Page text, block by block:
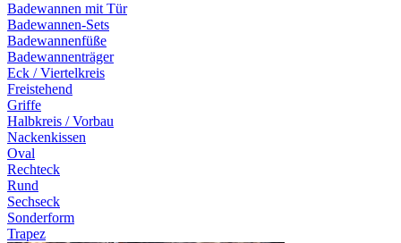
Badewannen mit Tür
Badewannen-Sets
Badewannenfüße
Badewannenträger
Eck / Viertelkreis
Freistehend
Griffe
Halbkreis / Vorbau
Nackenkissen
Oval
Rechteck
Rund
Sechseck
Sonderform
Trapez